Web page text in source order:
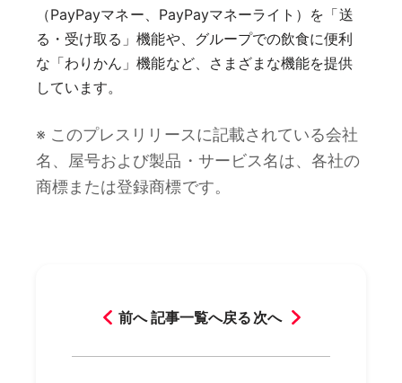
（PayPayマネー、PayPayマネーライト）を「送
る・受け取る」機能や、グループでの飲食に便利
な「わりかん」機能など、さまざまな機能を提供
しています。
※ このプレスリリースに記載されている会社
名、屋号および製品・サービス名は、各社の
商標または登録商標です。
前へ 記事一覧へ戻る 次へ